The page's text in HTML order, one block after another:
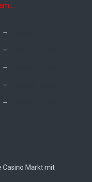
–
–
–
–
–
Casino Markt mit